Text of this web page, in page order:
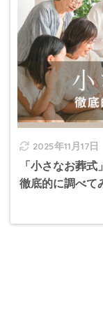
2025年11月17日
「小さなお葬
徹底的に調べて